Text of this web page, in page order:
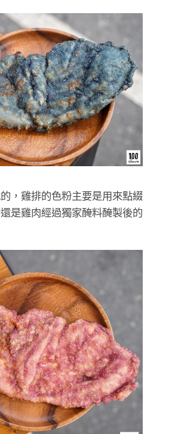
，雞排的色粉主要是用來點綴
是雞肉經過獨家醃料醃製後的